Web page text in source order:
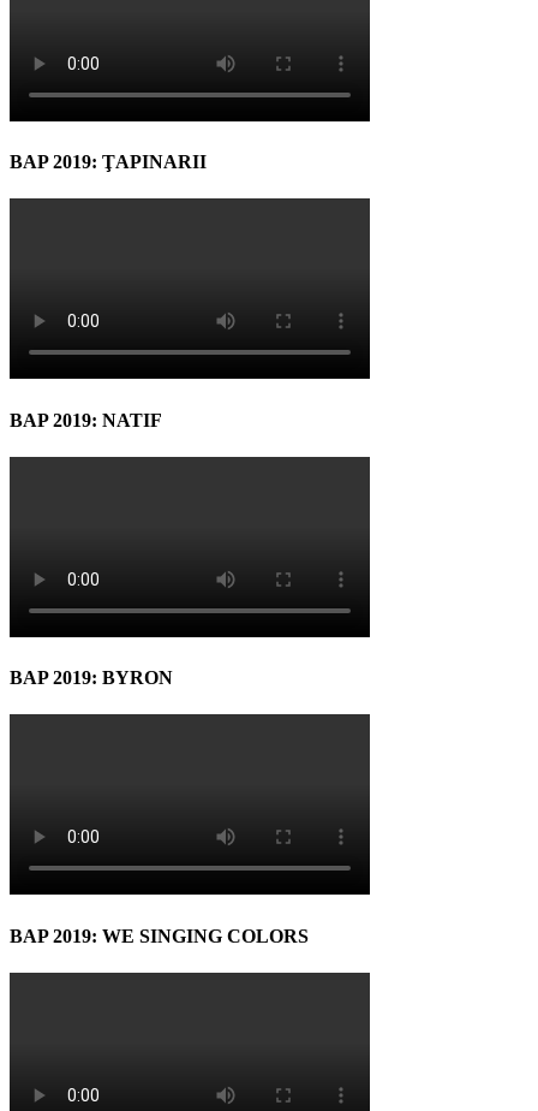
BAP 2019: ŢAPINARII
BAP 2019: NATIF
BAP 2019: BYRON
BAP 2019: WE SINGING COLORS